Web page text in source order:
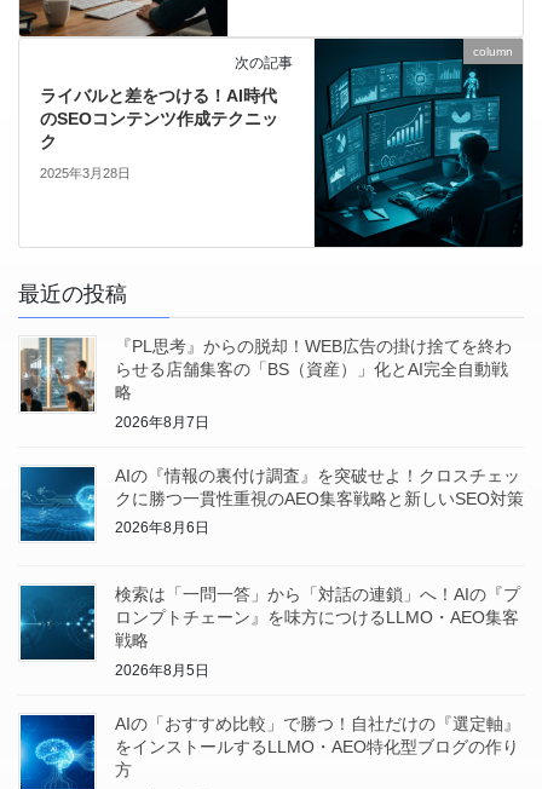
column
次の記事
ライバルと差をつける！AI時代
のSEOコンテンツ作成テクニッ
ク
2025年3月28日
最近の投稿
『PL思考』からの脱却！WEB広告の掛け捨てを終わ
らせる店舗集客の「BS（資産）」化とAI完全自動戦
略
2026年8月7日
AIの『情報の裏付け調査』を突破せよ！クロスチェッ
クに勝つ一貫性重視のAEO集客戦略と新しいSEO対策
2026年8月6日
検索は「一問一答」から「対話の連鎖」へ！AIの『プ
ロンプトチェーン』を味方につけるLLMO・AEO集客
戦略
2026年8月5日
AIの「おすすめ比較」で勝つ！自社だけの『選定軸』
をインストールするLLMO・AEO特化型ブログの作り
方